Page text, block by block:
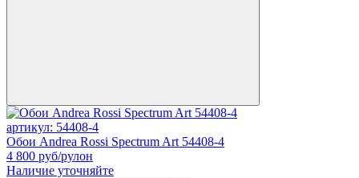
артикул: 54408-4
Обои Andrea Rossi Spectrum Art 54408-4
4 800 руб/рулон
Наличие уточняйте